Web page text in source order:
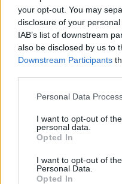
your opt-out. You may
disclosure of your
IAB’s list of downstream
also be disclosed by us to
Downstream Participants
Personal Data
I want to opt-out of
personal data.
Opted In
I want to opt-out of
Personal Data.
Opted In
Rosomack
Nie chciałem, żeby mnie
I się zgubiłem. Jakim
Sep 1, 2018
krasnoludek10 likes this.